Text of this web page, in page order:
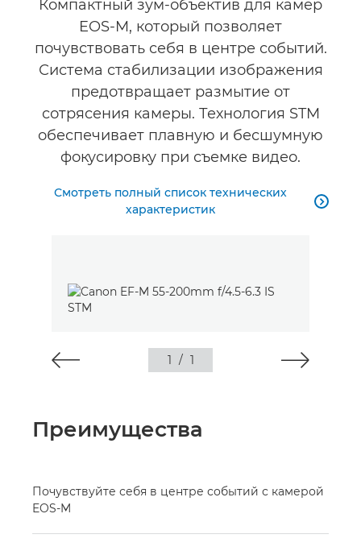
Компактный зум-объектив для камер
EOS-M, который позволяет
почувствовать себя в центре событий.
Система стабилизации изображения
предотвращает размытие от
сотрясения камеры. Технология STM
обеспечивает плавную и бесшумную
фокусировку при съемке видео.
Смотреть полный список технических
характеристик

1 / 1
Преимущества
Почувствуйте себя в центре событий с камерой
EOS-M